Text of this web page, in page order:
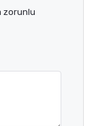
zorunlu